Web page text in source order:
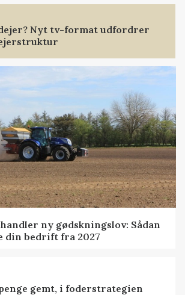
Nyt tv-format udfordrer
ny gødskningslov: Sådan
din bedrift fra 2027
gemt, i foderstrategien